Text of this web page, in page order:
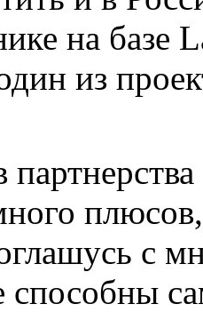
на базе
из
с